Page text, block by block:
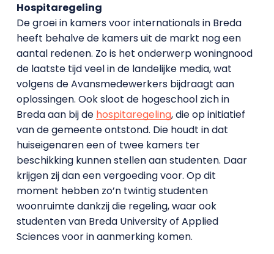
Hospitaregeling
De groei in kamers voor internationals in Breda
heeft behalve de kamers uit de markt nog een
aantal redenen. Zo is het onderwerp woningnood
de laatste tijd veel in de landelijke media, wat
volgens de Avansmedewerkers bijdraagt aan
oplossingen. Ook sloot de hogeschool zich in
Breda aan bij de hospitaregeling, die op initiatief
van de gemeente ontstond. Die houdt in dat
huiseigenaren een of twee kamers ter
beschikking kunnen stellen aan studenten. Daar
krijgen zij dan een vergoeding voor. Op dit
moment hebben zo’n twintig studenten
woonruimte dankzij die regeling, waar ook
studenten van Breda University of Applied
Sciences voor in aanmerking komen.